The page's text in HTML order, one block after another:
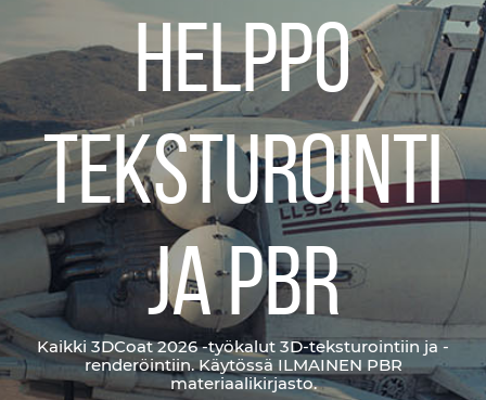
Helppo
teksturointi
ja PBR
Kaikki 3DCoat 2026 -työkalut 3D-teksturointiin ja -
renderöintiin. Käytössä ILMAINEN PBR
materiaalikirjasto.